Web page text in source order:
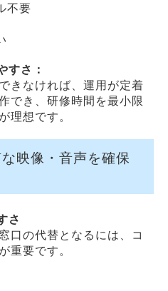
不要
すさ：
きなければ、運用が定着
でき、研修時間を最小限
理想です。
映像・音声を確保
さ
口の代替となるには、コ
重要です。